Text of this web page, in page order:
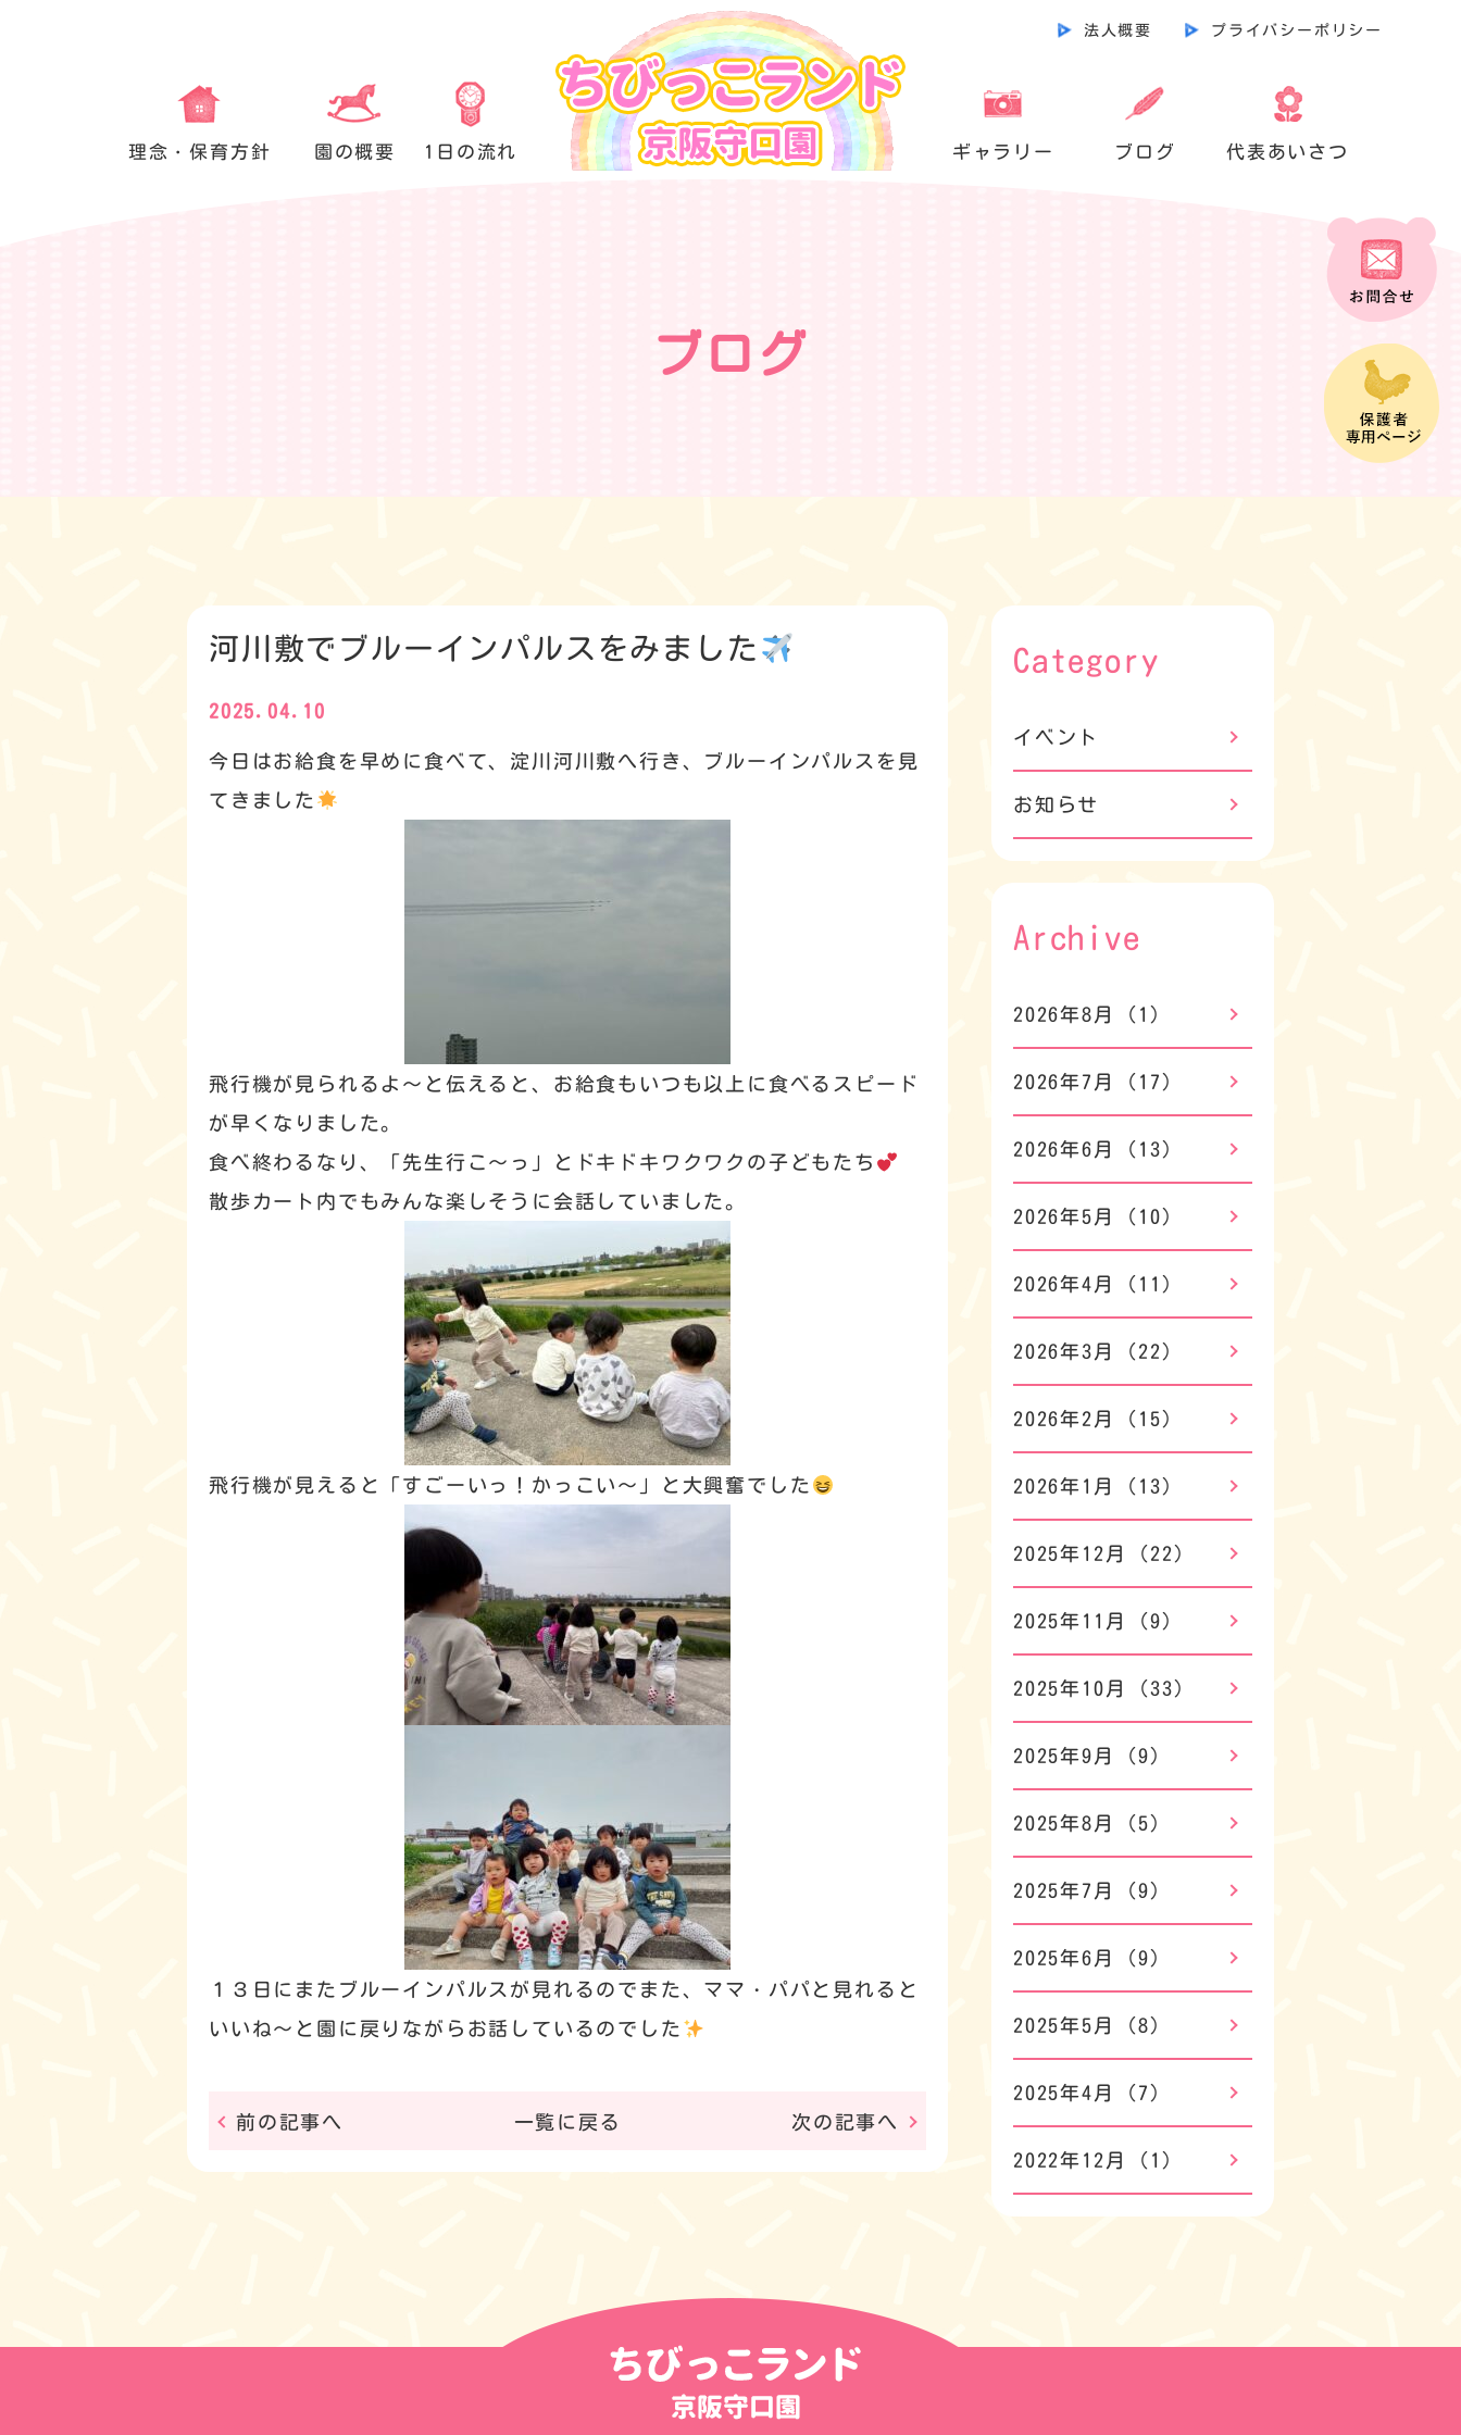
法人概要 プライバシーポリシー
理念・保育方針 園の概要 1日の流れ ギャラリー ブログ 代表あいさつ
ブログ
河川敷でブルーインパルスをみました
2025.04.10
今日はお給食を早めに食べて、淀川河川敷へ行き、ブルーインパルスを見
てきました
飛行機が見られるよ～と伝えると、お給食もいつも以上に食べるスピード
が早くなりました。
食べ終わるなり、「先生行こ～っ」とドキドキワクワクの子どもたち
散歩カート内でもみんな楽しそうに会話していました。
飛行機が見えると「すごーいっ！かっこい～」と大興奮でした
１３日にまたブルーインパルスが見れるのでまた、ママ・パパと見れると
いいね～と園に戻りながらお話しているのでした
前の記事へ 一覧に戻る 次の記事へ
Category
イベント
お知らせ
Archive
2026年8月 (1)
2026年7月 (17)
2026年6月 (13)
2026年5月 (10)
2026年4月 (11)
2026年3月 (22)
2026年2月 (15)
2026年1月 (13)
2025年12月 (22)
2025年11月 (9)
2025年10月 (33)
2025年9月 (9)
2025年8月 (5)
2025年7月 (9)
2025年6月 (9)
2025年5月 (8)
2025年4月 (7)
2022年12月 (1)